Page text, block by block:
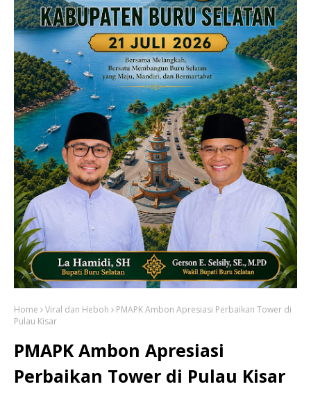
Home Viral dan Heboh
PMAPK Ambon Apresiasi Perbaikan Tower di
Pulau Kisar
PMAPK Ambon Apresiasi
Perbaikan Tower di Pulau Kisar